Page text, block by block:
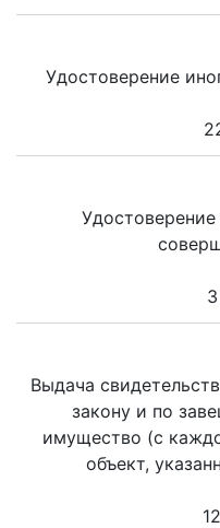
Удостоверение
Удостоверение
Выдача
закону и по
имущество (с
объект,